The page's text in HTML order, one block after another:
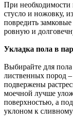
При необходимости
стусло и ножовку,
повредить
ровную и
Укладка пола в
Выбирайте для
лиственных пород
подвержены
моечной лучше
поверхностью, а
уклоном к